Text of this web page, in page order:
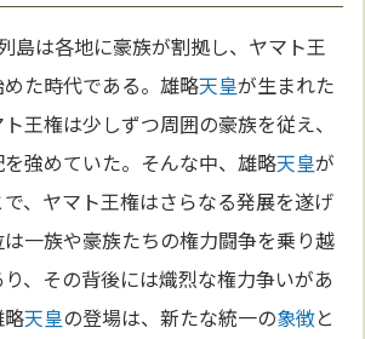
島は各地に豪族が割拠し、ヤマト王
た時代である。雄略天皇が生まれた
王権は少しずつ周囲の豪族を従え、
強めていた。そんな中、雄略天皇が
、ヤマト王権はさらなる発展を遂げ
一族や豪族たちの権力闘争を乗り越
、その背後には熾烈な権力争いがあ
略天皇の登場は、新たな統一の象徴と